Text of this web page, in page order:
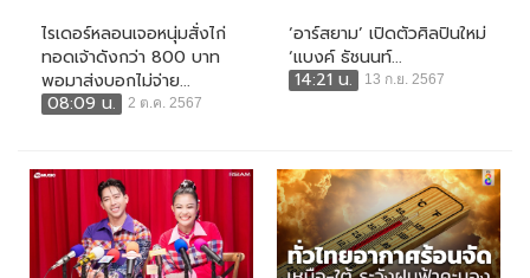
ไรเดอร์หลอนเจอหนุ่มสั่งไก่
ทอดเจ้าดังกว่า 800 บาท
พอมาส่งบอกไม่จ่าย...
08:09 น.
2 ต.ค. 2567
‘อาร์สยาม’ เปิดตัวศิลปินใหม่
‘แบงค์ ธัชนนท์...
14:21 น.
13 ก.ย. 2567